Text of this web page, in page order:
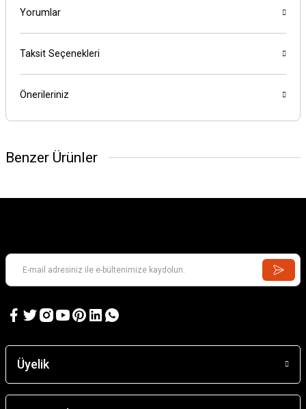
Yorumlar
Taksit Seçenekleri
Önerileriniz
Benzer Ürünler
Üyelik